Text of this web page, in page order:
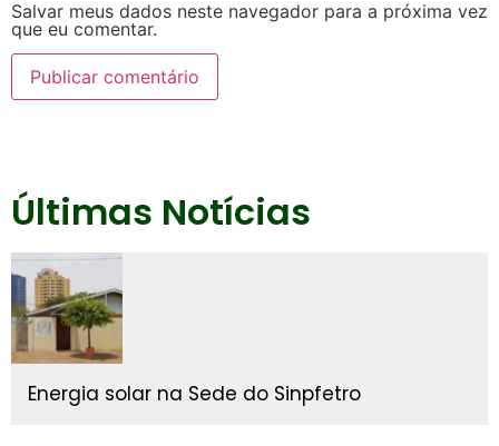
Salvar meus dados neste navegador para a próxima vez
que eu comentar.
Últimas Notícias
Energia solar na Sede do Sinpfetro